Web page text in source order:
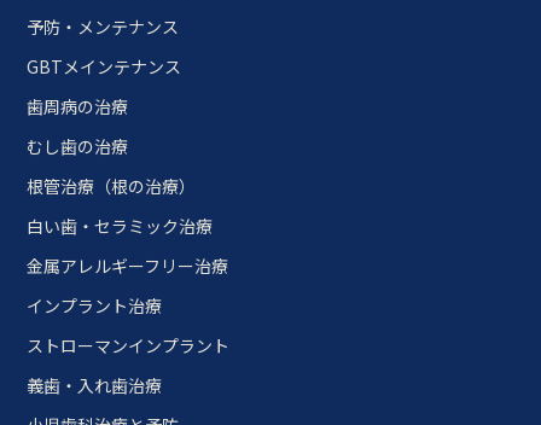
予防・メンテナンス
GBTメインテナンス
歯周病の治療
むし歯の治療
根管治療（根の治療）
白い歯・セラミック治療
金属アレルギーフリー治療
インプラント治療
ストローマンインプラント
義歯・入れ歯治療